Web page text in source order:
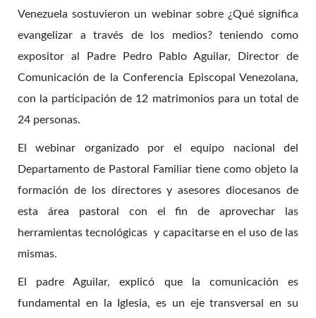
Venezuela sostuvieron un webinar sobre ¿Qué significa
evangelizar a través de los medios? teniendo como
expositor al Padre Pedro Pablo Aguilar, Director de
Comunicación de la Conferencia Episcopal Venezolana,
con la participación de 12 matrimonios para un total de
24 personas.
El webinar organizado por el equipo nacional del
Departamento de Pastoral Familiar tiene como objeto la
formación de los directores y asesores diocesanos de
esta área pastoral con el fin de aprovechar las
herramientas tecnológicas y capacitarse en el uso de las
mismas.
El padre Aguilar, explicó que la comunicación es
fundamental en la Iglesia, es un eje transversal en su